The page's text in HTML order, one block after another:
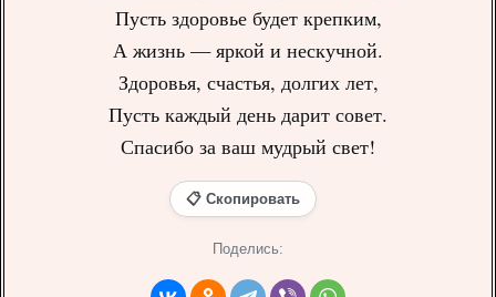
Пусть здоровье будет крепким,
А жизнь — яркой и нескучной.
Здоровья, счастья, долгих лет,
Пусть каждый день дарит совет.
Спасибо за ваш мудрый свет!
📋 Скопировать
Поделись: